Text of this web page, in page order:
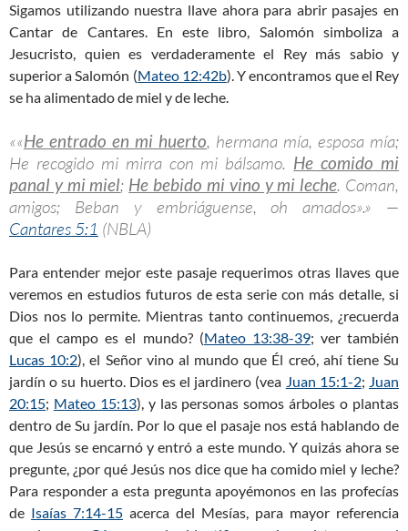
Sigamos utilizando nuestra llave ahora para abrir pasajes en
Cantar de Cantares. En este libro, Salomón simboliza a
Jesucristo, quien es verdaderamente el Rey más sabio y
superior a Salomón (Mateo 12:42b). Y encontramos que el Rey
se ha alimentado de miel y de leche.
««He entrado en mi huerto, hermana mía, esposa mía;
He recogido mi mirra con mi bálsamo. He comido mi
panal y mi miel; He bebido mi vino y mi leche. Coman,
amigos; Beban y embriáguense, oh amados».» —
Cantares 5:1 (NBLA)
Para entender mejor este pasaje requerimos otras llaves que
veremos en estudios futuros de esta serie con más detalle, si
Dios nos lo permite. Mientras tanto continuemos, ¿recuerda
que el campo es el mundo? (Mateo 13:38-39; ver también
Lucas 10:2), el Señor vino al mundo que Él creó, ahí tiene Su
jardín o su huerto. Dios es el jardinero (vea Juan 15:1-2; Juan
20:15; Mateo 15:13), y las personas somos árboles o plantas
dentro de Su jardín. Por lo que el pasaje nos está hablando de
que Jesús se encarnó y entró a este mundo. Y quizás ahora se
pregunte, ¿por qué Jesús nos dice que ha comido miel y leche?
Para responder a esta pregunta apoyémonos en las profecías
de Isaías 7:14-15 acerca del Mesías, para mayor referencia